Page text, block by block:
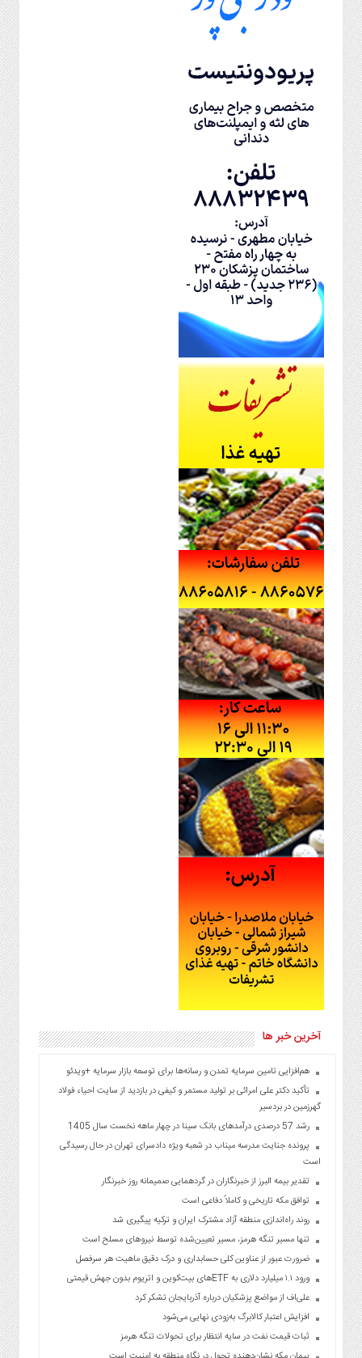
آخرین خبر ها
هم‌افزایی تامین سرمایه تمدن و رسانه‌ها برای توسعه بازار سرمایه +ویدئو
تأکید دکتر علی امرائی بر تولید مستمر و کیفی در بازدید از سایت احیاء فولاد
گهرزمین در بردسیر
رشد 57 درصدی درآمد‌های بانک سینا در چهار ماهه نخست سال 1405
پرونده جنایت مدرسه میناب در شعبه ویژه دادسرای تهران در حال رسیدگی
است
تقدیر بیمه البرز از خبرنگاران در گردهمایی صمیمانه روز خبرنگار
توافق مکه تاریخی و کاملاً دفاعی است
روند راه‌اندازی منطقه آزاد مشترک ایران و ترکیه پیگیری شد
تنها مسیر تنگه هرمز، مسیر تعیین‌شده توسط نیروهای مسلح است
ضرورت عبور از عناوین کلی حسابداری و درک دقیق ماهیت هر سرفصل
ورود ۱.۱ میلیارد دلاری به ETFهای بیت‌کوین و اتریوم بدون جهش قیمتی
علی‌اف از مواضع پزشکیان درباره آذربایجان تشکر کرد
افزایش اعتبار کالابرگ به‌زودی نهایی می‌شود
ثبات قیمت نفت در سایه انتظار برای تحولات تنگه هرمز